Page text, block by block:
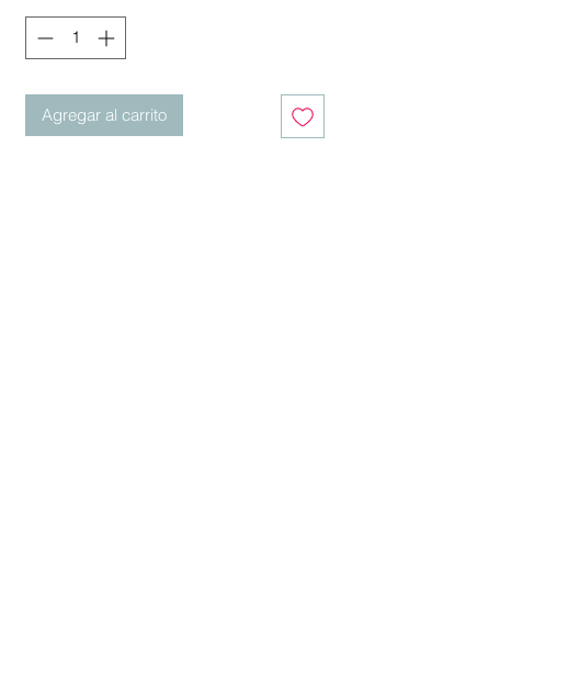
Agregar al carrito